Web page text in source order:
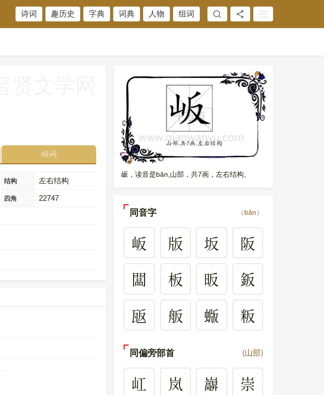
诗词 趣历史 字典 词典 人物 组词
组词
结构 左右结构
四角 22747
，。
岅，读音是bǎn,山部，共7画，左右结构。
同音字 （bǎn）
岅 版 坂
阪
闆
板 昄
鈑
瓪
舨 蝂 粄
同偏旁部首 (山部)
屸 岚 巐
崇